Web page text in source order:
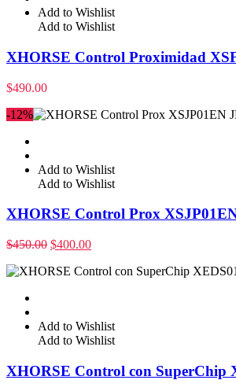
Add to Wishlist
Add to Wishlist
XHORSE Control Proximidad
$490.00
-12%
Add to Wishlist
Add to Wishlist
XHORSE Control Prox
$450.00 $400.00
Add to Wishlist
Add to Wishlist
XHORSE Control con SuperChip